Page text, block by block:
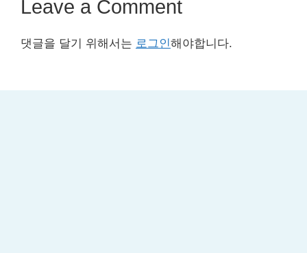
Leave a Comment
댓글을 달기 위해서는 로그인해야합니다.